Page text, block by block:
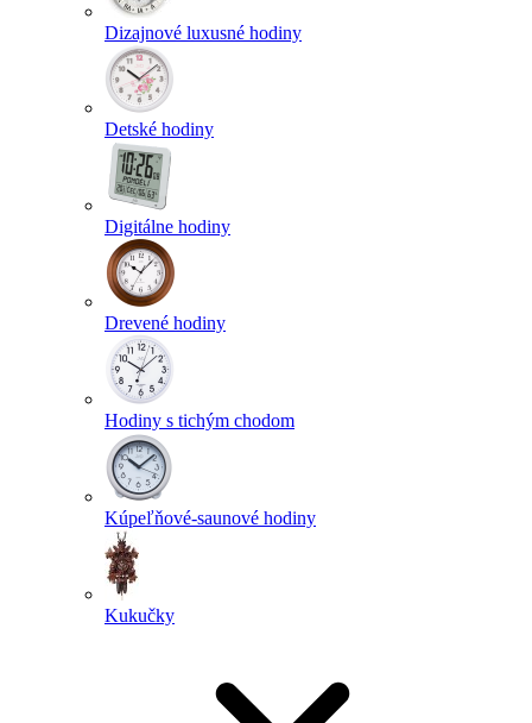
Dizajnové luxusné hodiny
Detské hodiny
Digitálne hodiny
Drevené hodiny
Hodiny s tichým chodom
Kúpeľňové-saunové hodiny
Kukučky